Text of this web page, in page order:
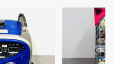
本人確認書類アップロード
の
へ